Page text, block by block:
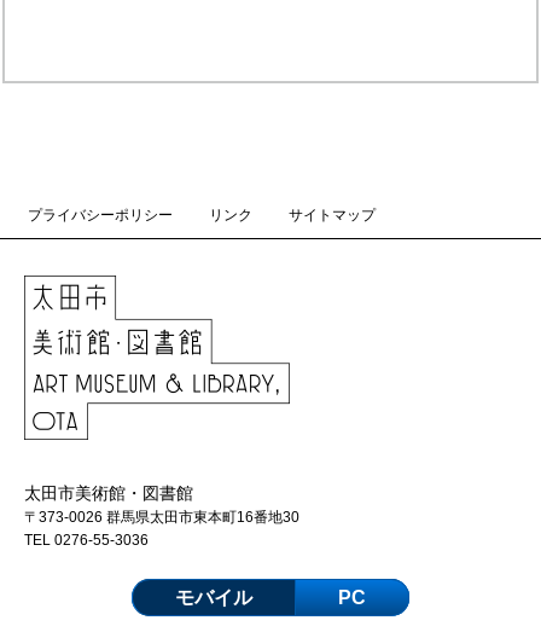
プライバシーポリシー リンク サイトマップ
太田市美術館・図書館
〒373-0026 群馬県太田市東本町16番地30
TEL 0276-55-3036
モバイル PC